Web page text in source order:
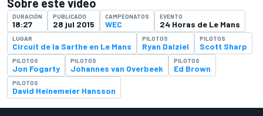
DURACIÓN
18:27
PUBLICADO
28 jul 2015
CAMPEONATOS
WEC
EVENTO
24 Horas de Le Mans
LUGAR
Circuit de la Sarthe en Le Mans
PILOTOS
Ryan Dalziel
PILOTOS
Scott Sharp
PILOTOS
Jon Fogarty
PILOTOS
Johannes van Overbeek
PILOTOS
Ed Brown
PILOTOS
David Heinemeier Hansson